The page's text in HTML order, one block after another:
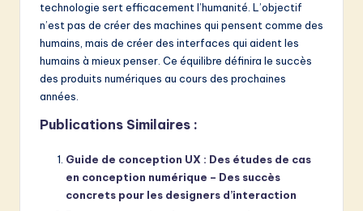
technologie sert efficacement l’humanité. L’objectif
n’est pas de créer des machines qui pensent comme des
humains, mais de créer des interfaces qui aident les
humains à mieux penser. Ce équilibre définira le succès
des produits numériques au cours des prochaines
années.
Publications Similaires :
Guide de conception UX : Des études de cas
en conception numérique – Des succès
concrets pour les designers d’interaction